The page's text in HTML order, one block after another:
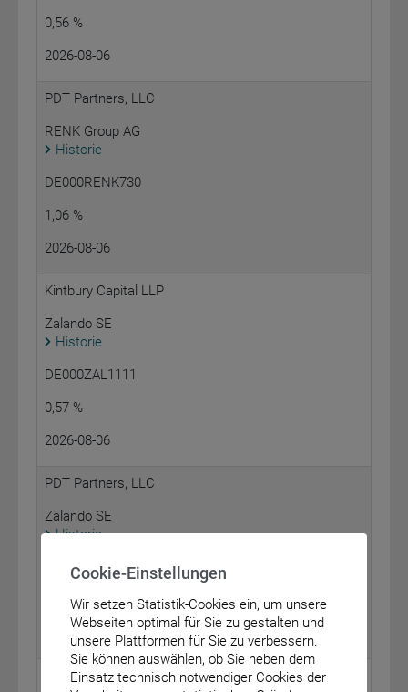
0,56 %
2026-08-06
PDT Partners, LLC
RENK Group AG
Historie
DE000RENK730
1,06 %
2026-08-06
Kintbury Capital LLP
Zalando SE
Historie
DE000ZAL1111
0,57 %
2026-08-06
PDT Partners, LLC
Zalando SE
Historie
DE000ZAL1111
1,09 %
2026-08-06
Squarepoint Ops LLC
Cookie-Einstellungen
Wir setzen Statistik-Cookies ein, um unsere
Webseiten optimal für Sie zu gestalten und
unsere Plattformen für Sie zu verbessern.
Sie können auswählen, ob Sie neben dem
Einsatz technisch notwendiger Cookies der